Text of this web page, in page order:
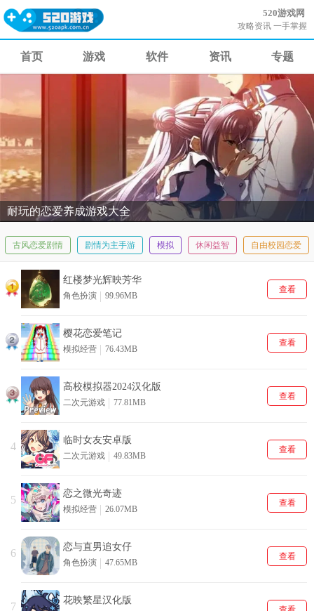
520游戏网
攻略资讯 一手掌握
首页 游戏 软件 资讯 专题
耐玩的恋爱养成游戏大全
古风恋爱剧情 剧情为主手游 模拟 休闲益智 自由校园恋爱
红楼梦光辉映芳华
角色扮演 99.96MB
查看
樱花恋爱笔记
模拟经营 76.43MB
查看
高校模拟器2024汉化版
二次元游戏 77.81MB
查看
4
临时女友安卓版
二次元游戏 49.83MB
查看
5
恋之微光奇迹
模拟经营 26.07MB
查看
6
恋与直男追女仔
角色扮演 47.65MB
查看
7
花映繁星汉化版